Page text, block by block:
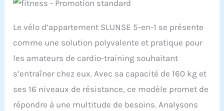
Le vélo d’appartement SLUNSE 5-en-1 se présente
comme une solution polyvalente et pratique pour
les amateurs de cardio-training souhaitant
s’entraîner chez eux. Avec sa capacité de 160 kg et
ses 16 niveaux de résistance, ce modèle promet de
répondre à une multitude de besoins. Analysons